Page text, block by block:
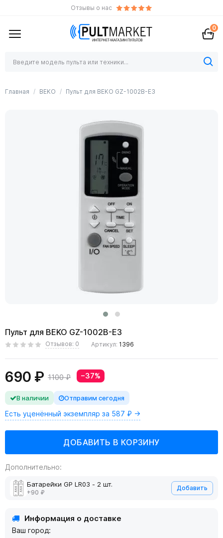
Отзывы о нас
0
Главная BEKO Пульт для BEKO GZ-1002B-E3
Пульт для BEKO GZ-1002B-E3
Отзывов: 0 Артикул: 1396
690 ₽ 1100 ₽ −37%
В наличии Отправим сегодня
Есть уценённый экземпляр за 587 ₽ →
Дополнительно:
Батарейки GP LR03 - 2 шт.
+90 ₽
Добавить
Информация о доставке
Ваш город: